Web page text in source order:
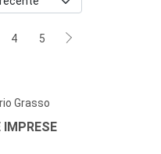
4 5
Grasso